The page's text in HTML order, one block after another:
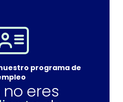
programa de
no eres